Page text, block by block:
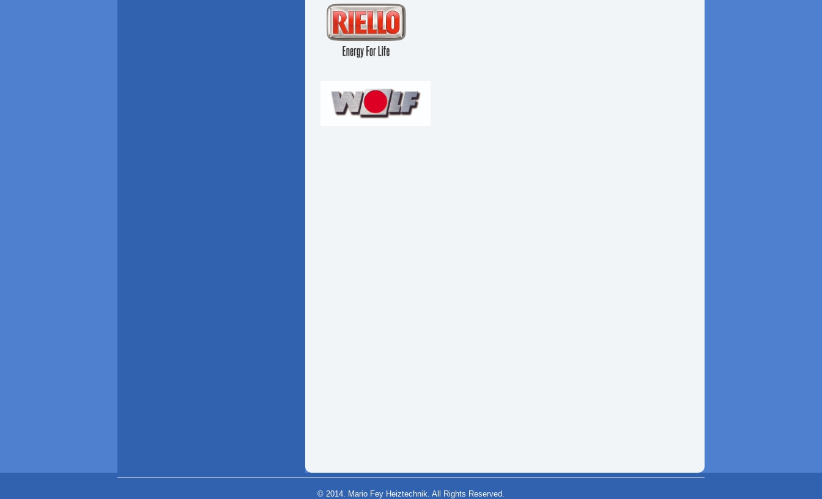
© 2014. Mario Fey Heiztechnik. All Rights Reserved.